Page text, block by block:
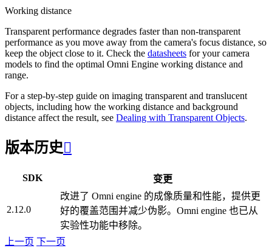
Working distance
Transparent performance degrades faster than non-transparent
performance as you move away from the camera's focus distance, so
keep the object close to it. Check the datasheets for your camera
models to find the optimal Omni Engine working distance and
range.
For a step-by-step guide on imaging transparent and translucent
objects, including how the working distance and background
distance affect the result, see Dealing with Transparent Objects.
版本历史
SDK 变更
2.12.0
改进了 Omni engine 的成像质量和性能，提供更
好的覆盖范围并减少伪影。Omni engine 也已从
实验性功能中移除。
上一页 下一页